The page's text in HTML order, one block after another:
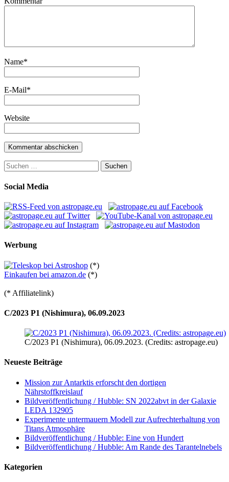
Name*
E-Mail*
Website
Suchen
nach:
Social Media
Werbung
(*)
Einkaufen bei amazon.de (*)
(* Affiliatelink)
C/2023 P1 (Nishimura), 06.09.2023
C/2023 P1 (Nishimura), 06.09.2023. (Credits: astropage.eu)
Neueste Beiträge
Mission zur Antarktis erforscht den dortigen
Nährstoffkreislauf
Bildveröffentlichung / Hubble: SN 2022abvt in der Galaxie
LEDA 132905
Experimente untermauern Modell zur Aufrechterhaltung von
Titans Atmosphäre
Bildveröffentlichung / Hubble: Eine von Hundert
Bildveröffentlichung / Hubble: Am Rande des Tarantelnebels
Kategorien